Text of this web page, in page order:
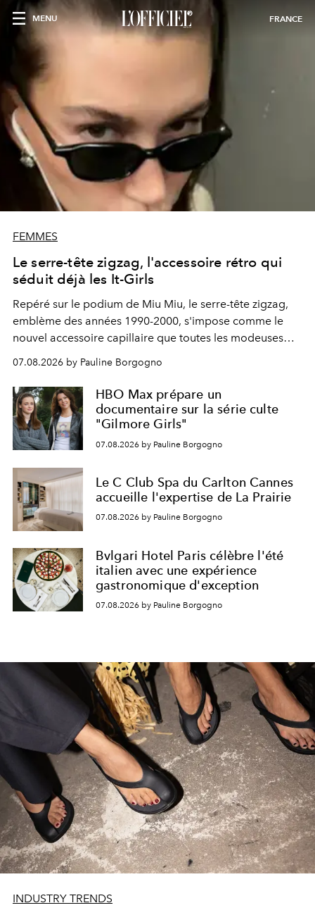
MENU FRANCE
FEMMES
Le serre-tête zigzag, l'accessoire rétro qui
séduit déjà les It-Girls
Repéré sur le podium de Miu Miu, le serre-tête zigzag,
emblème des années 1990-2000, s'impose comme le
nouvel accessoire capillaire que toutes les modeuses
s'arrachent déjà.
07.08.2026 by Pauline Borgogno
HBO Max prépare un
documentaire sur la série culte
"Gilmore Girls"
07.08.2026 by Pauline Borgogno
Le C Club Spa du Carlton Cannes
accueille l'expertise de La Prairie
07.08.2026 by Pauline Borgogno
Bvlgari Hotel Paris célèbre l'été
italien avec une expérience
gastronomique d'exception
07.08.2026 by Pauline Borgogno
INDUSTRY TRENDS